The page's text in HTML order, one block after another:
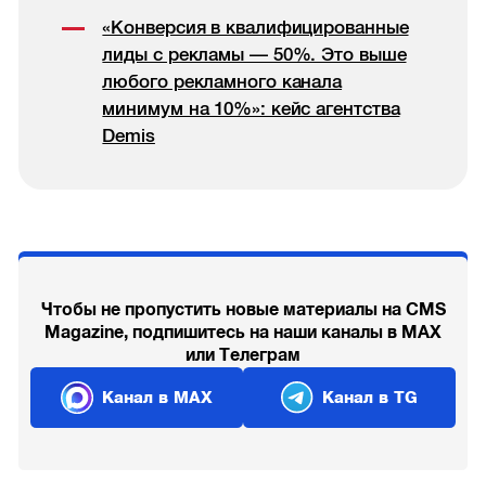
«Конверсия в квалифицированные
лиды с рекламы — 50%. Это выше
любого рекламного канала
минимум на 10%»: кейс агентства
Demis
Чтобы не пропустить новые материалы на CMS
Magazine, подпишитесь на наши каналы в MAX
или Телеграм
Канал в MAX Канал в TG